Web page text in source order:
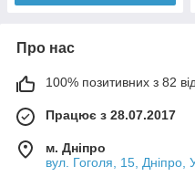
Про нас
100% позитивних з 82
Працює з 28.07.2017
м. Дніпро
вул. Гоголя, 15, Дніпро,